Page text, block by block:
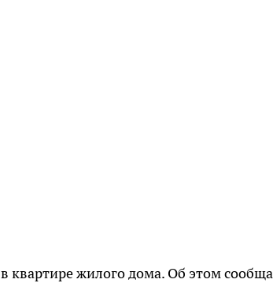
в квартире жилого дома. Об этом